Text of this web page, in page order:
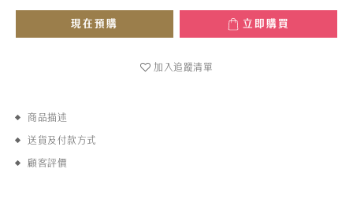
現在預購 立即購買
加入追蹤清單
商品描述
送貨及付款方式
顧客評價